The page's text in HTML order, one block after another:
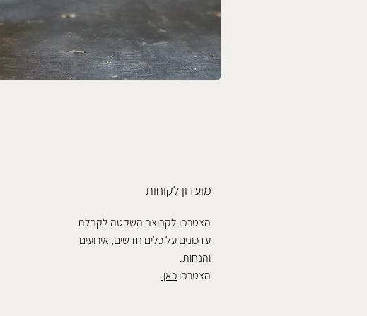
מועדון לקוחות
הצטרפו לקבוצה השקטה לקבלת
עדכונים על כלים חדשים, אירועים
והנחות.
הצטרפוכאן